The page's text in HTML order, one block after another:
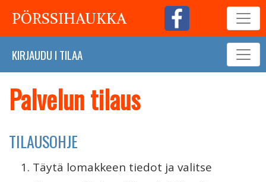
PÖRSSIHAUKKA
KIRJAUDU I TILAA
Palvelun tilaus
TILAUSOHJE
Täytä lomakkeen tiedot ja valitse